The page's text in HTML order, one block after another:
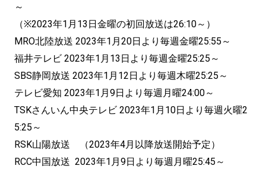
～
（※2023年1月13日金曜の初回放送は26:10～）
MRO北陸放送 2023年1月20日より毎週金曜25:55～
福井テレビ 2023年1月13日より毎週金曜25:25～
SBS静岡放送 2023年1月12日より毎週木曜25:25～
テレビ愛知 2023年1月9日より毎週月曜24:00～
TSKさんいん中央テレビ 2023年1月10日より毎週火曜2
5:25～
RSK山陽放送 （2023年4月以降放送開始予定）
RCC中国放送 2023年1月9日より毎週月曜25:45～